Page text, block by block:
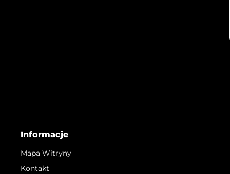
Informacje
Mapa Witryny
Kontakt